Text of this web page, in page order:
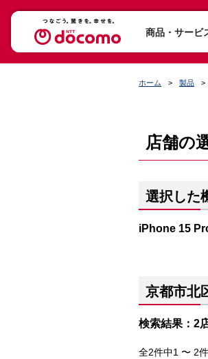
商品・サービ
ホーム 製品
店舗の
選択した
iPhone 15
京都市北
検索結果：2
全2件中1 〜 2